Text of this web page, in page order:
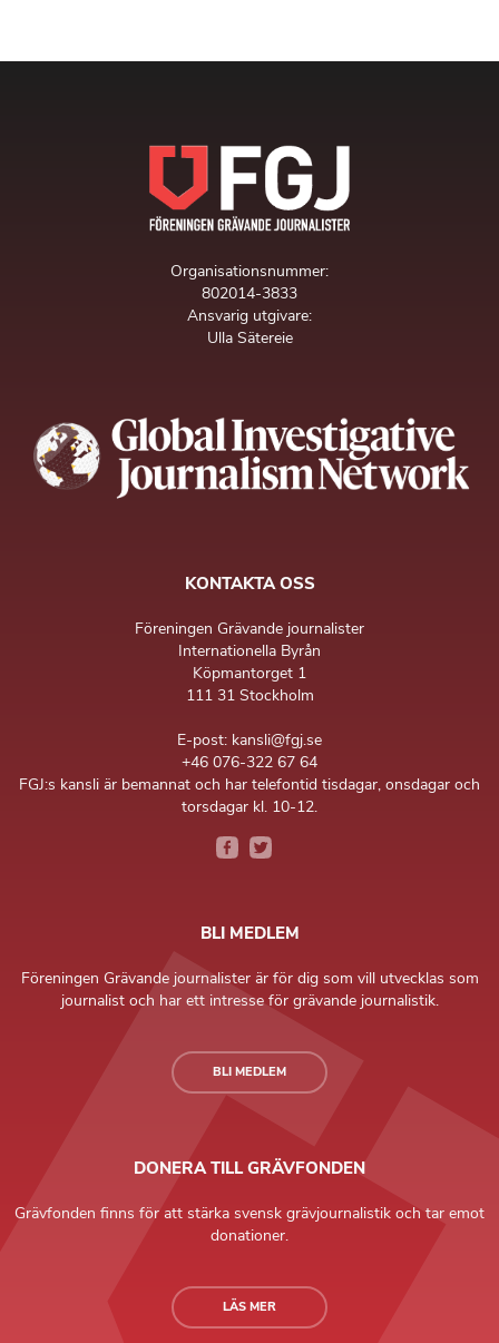
Organisationsnummer:
802014-3833
Ansvarig utgivare:
Ulla Sätereie
KONTAKTA OSS
Föreningen Grävande journalister
Internationella Byrån
Köpmantorget 1
111 31 Stockholm
E-post: kansli@fgj.se
+46 076-322 67 64
FGJ:s kansli är bemannat och har telefontid tisdagar, onsdagar och
torsdagar kl. 10-12.
BLI MEDLEM
Föreningen Grävande journalister är för dig som vill utvecklas som
journalist och har ett intresse för grävande journalistik.
BLI MEDLEM
DONERA TILL GRÄVFONDEN
Grävfonden finns för att stärka svensk grävjournalistik och tar emot
donationer.
LÄS MER